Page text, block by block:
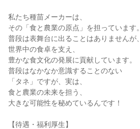
私たち種苗メーカーは、
その「食と農業の原点」を担っています。
普段は表舞台に出ることはありませんが、
世界中の食卓を支え、
豊かな食文化の発展に貢献しています。
普段はなかなか意識することのない
「タネ」ですが、実は、
食と農業の未来を担う、
大きな可能性を秘めているんです！
【待遇・福利厚生】